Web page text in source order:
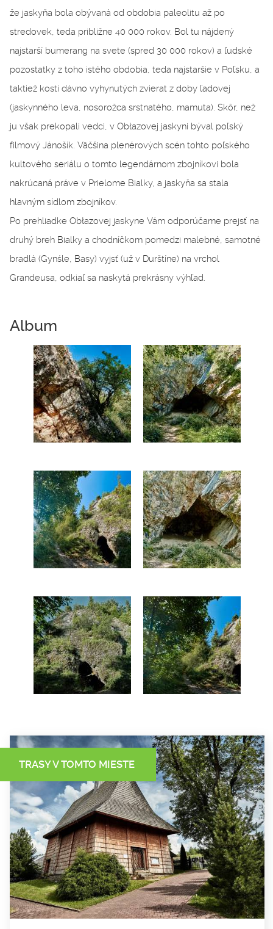
že jaskyňa bola obývaná od obdobia paleolitu až po
stredovek, teda približne 40 000 rokov. Bol tu nájdený
najstarší bumerang na svete (spred 30 000 rokov) a ľudské
pozostatky z toho istého obdobia, teda najstaršie v Poľsku, a
taktiež kosti dávno vyhynutých zvierat z doby ľadovej
(jaskynného leva, nosorožca srstnatého, mamuta). Skôr, než
ju však prekopali vedci, v Obłazovej jaskyni býval poľský
filmový Jánošík. Väčšina plenérových scén tohto poľského
kultového seriálu o tomto legendárnom zbojníkovi bola
nakrúcaná práve v Prielome Bialky, a jaskyňa sa stala
hlavným sídlom zbojníkov.
Po prehliadke Obłazovej jaskyne Vám odporúčame prejsť na
druhý breh Bialky a chodníčkom pomedzi malebné, samotné
bradlá (Gynśle, Basy) vyjsť (už v Durštíne) na vrchol
Grandeusa, odkiaľ sa naskytá prekrásny výhľad.
Album
TRASY V TOMTO MIESTE